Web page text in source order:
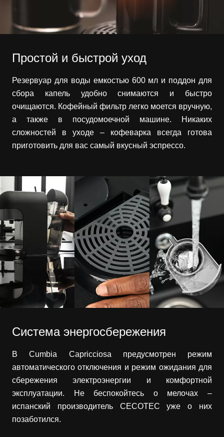
Простой и быстрой уход
Резервуар для воды емкостью 600 мл и поддон для
сбора капель удобно снимаются и быстро
очищаются. Кофейный фильтр легко моется вручную,
а также в посудомоечной машине. Никаких
сложностей в уходе – кофеварка всегда готова
приготовить для вас самый вкусный эспрессо.
Система энергосбережения
В Cumbia Capricciosa предусмотрен режим
автоматического отключения и режим ожидания для
сбережения электроэнергии и комфортной
эксплуатации. Не беспокойтесь о мелочах –
испанский производитель CECOTEC уже о них
позаботился.